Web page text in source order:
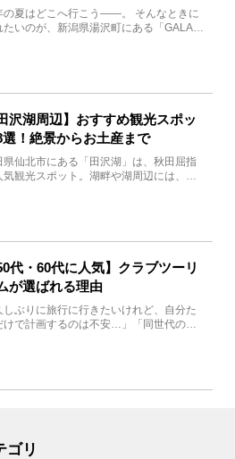
れ変わる
の夏はどこへ行こう――。 そんなときに
たいのが、新潟県湯沢町にある「GALA湯
田沢湖周辺】おすすめ観光スポッ
選！絶景からお土産まで
県仙北市にある「田沢湖」は、秋田屈指
気観光スポット。湖畔や湖周辺には、田
代・60代に人気】クラブツーリ
が選ばれる理由
しぶりに旅行に行きたいけれど、自分た
けで計画するのは不安…」「同世代の方
ゴリ